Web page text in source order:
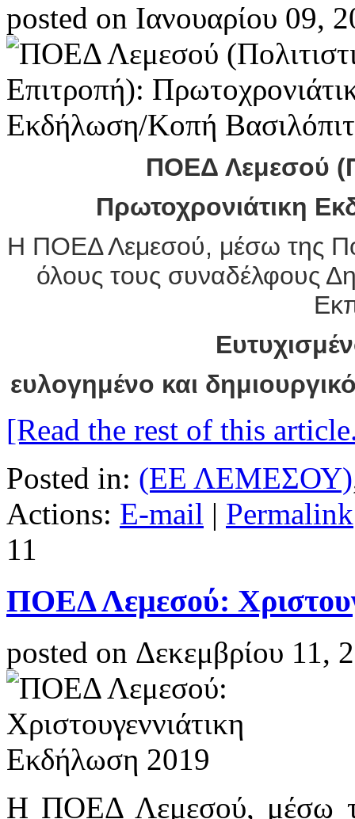
posted on Ιανουαρίου 09,
ΠΟΕΔ Λεμεσού
Πρωτοχρονιάτικη
Η ΠΟΕΔ Λεμεσού, μέσω της
όλους τους συναδέλφους
ευλογημένο και
[Read the rest of this
Posted in: (ΕΕ ΛΕΜΕΣΟΥ)
Actions: E-mail | Permalink
11
ΠΟΕΔ Λεμεσού:
posted on Δεκεμβρίου 11,
Η ΠΟΕΔ Λεμεσού, μέσω